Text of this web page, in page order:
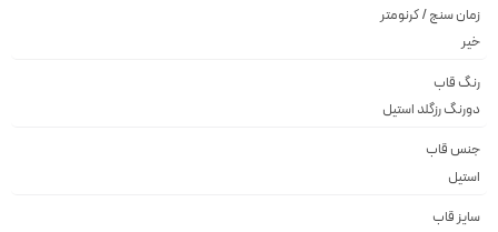
زمان سنج / کرنومتر
خیر
رنگ قاب
دورنگ رزگلد استيل
جنس قاب
استيل
سایز قاب